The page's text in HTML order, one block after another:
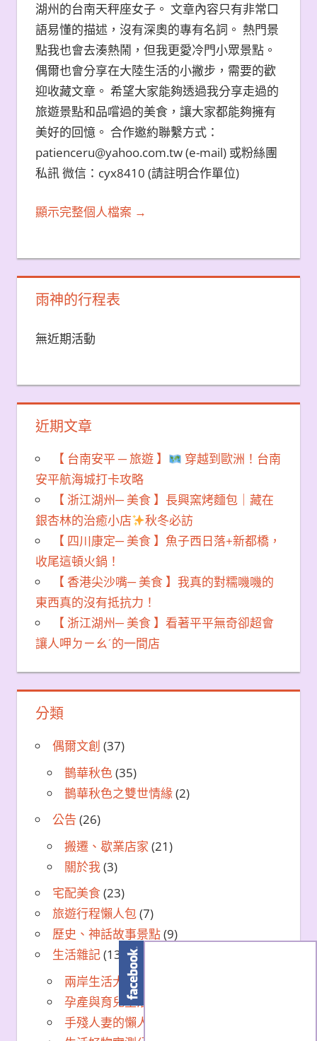
湖州的台南天秤座女子。 文章內容只有非常口
語易懂的描述，沒有深奧的專有名詞。 熱門景
點我也會去湊熱鬧，但我更愛冷門小眾景點。
偶爾也會分享在大陸生活的小撇步，需要的歡
迎收藏文章。 希望大家能夠透過我分享走過的
旅遊景點和品嚐過的美食，讓大家都能夠擁有
美好的回憶。 合作邀約聯繫方式：
patienceru@yahoo.com.tw (e-mail) 或粉絲團
私訊 微信：cyx8410 (請註明合作單位)
顯示完整個人檔案 →
雨神的行程表
無近期活動
近期文章
【 台南安平 ─ 旅遊 】
穿越到歐洲！台南
安平航海城打卡攻略
【 浙江湖州─ 美食 】長興窯烤麵包｜藏在
銀杏林的治癒小店
秋冬必訪
【 四川康定─ 美食 】魚子西日落+新都橋，
收尾這頓火鍋！
【 香港尖沙嘴─ 美食 】我真的對糯嘰嘰的
東西真的沒有抵抗力！
【 浙江湖州─ 美食 】看著平平無奇卻超會
讓人呷ㄉㄧㄠˊ的一間店
分類
偶爾文創 (37)
鵲華秋色(35)
鵲華秋色之雙世情緣(2)
公告 (26)
搬遷、歇業店家 (21)
關於我(3)
宅配美食(23)
旅遊行程懶人包(7)
歷史、神話故事景點(9)
生活雜記(130)
兩岸生活大不同
孕產與育兒生活筆記
手殘人妻的懶人美食DIY